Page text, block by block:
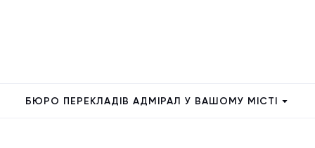
БЮРО ПЕРЕКЛАДІВ АДМІРАЛ У ВАШОМУ МІСТІ